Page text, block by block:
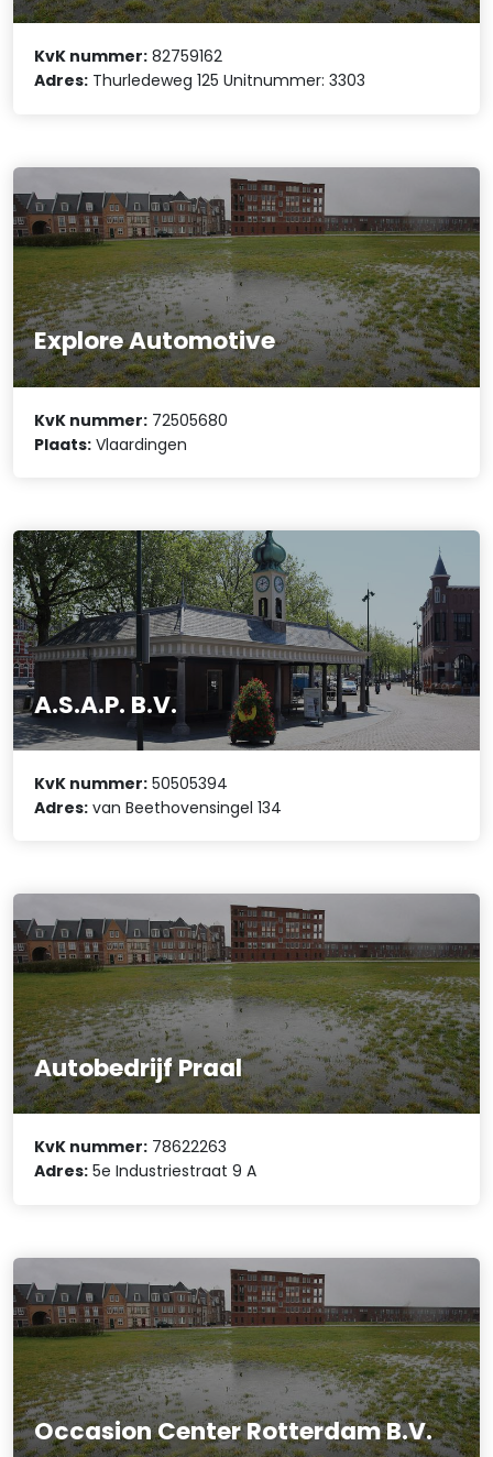
KvK nummer: 82759162
Adres: Thurledeweg 125 Unitnummer: 3303
Explore Automotive
KvK nummer: 72505680
Plaats: Vlaardingen
A.S.A.P. B.V.
KvK nummer: 50505394
Adres: van Beethovensingel 134
Autobedrijf Praal
KvK nummer: 78622263
Adres: 5e Industriestraat 9 A
Occasion Center Rotterdam B.V.